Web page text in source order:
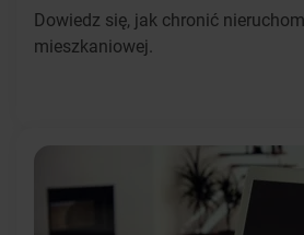
Dowiedz się, jak chronić
mieszkaniowej.